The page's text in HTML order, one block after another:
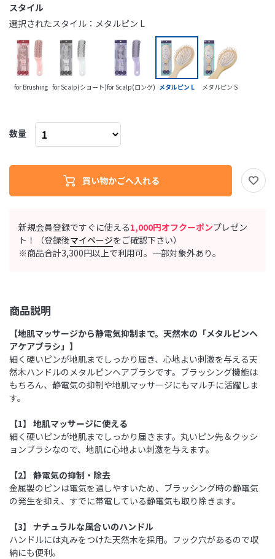
新規会員登録ですぐに使える1,000円オフクーポンプレゼン
ト！（登録後マイページをご確認下さい）
※商品合計3,300円以上で利用可。一部対象外あり。
商品説明
【地肌マッサージから静電気抑制まで。天然木の「メタルピンヘ
アケアブラシ」】
細く硬いピンが地肌までしっかり届き、心地よい刺激を与える天
然木ハンドルのメタルピンヘアブラシです。ブラッシング機能は
もちろん、静電気の抑制や地肌マッサージにもマルチに活躍しま
す。
【1】 地肌マッサージに使える
細く硬いピンが地肌までしっかり届きます。丸いピン先＆クッシ
ョンブラシなので、地肌に心地よい刺激を与えます。
【2】 静電気の抑制・除去
金属製のピンは電気を通しやすいため、ブラッシング時の静電気
の発生を抑え、すでに帯電している静電気も取り除きます。
【3】 ナチュラルな風合いのハンドル
ハンドルには丸みをつけた天然木を採用。フック穴があるので収
納にも便利。
スタイル
for Brushing for Scalp(ショート)for Scalp(ロング) メタルピン L メタルピン S
選択されたスタイル：メタルピン L
数量